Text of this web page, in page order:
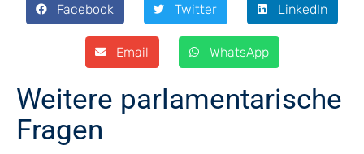
Facebook Twitter LinkedIn
Email WhatsApp
Weitere parlamentarische
Fragen